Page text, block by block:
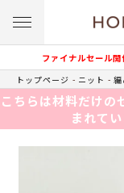
ファイナルセール
トップページ ニット
こちらは材料だけの
まれて